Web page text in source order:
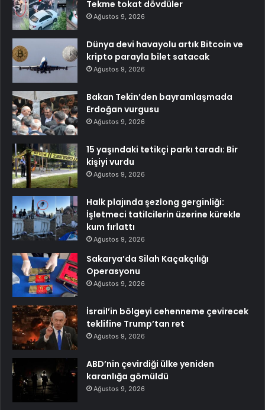
Tekme tokat dövdüler
Ağustos 9, 2026
Dünya devi havayolu artık Bitcoin ve
kripto parayla bilet satacak
Ağustos 9, 2026
Bakan Tekin’den bayramlaşmada
Erdoğan vurgusu
Ağustos 9, 2026
15 yaşındaki tetikçi parkı taradı: Bir
kişiyi vurdu
Ağustos 9, 2026
Halk plajında şezlong gerginliği:
İşletmeci tatilcilerin üzerine kürekle
kum fırlattı
Ağustos 9, 2026
Sakarya’da Silah Kaçakçılığı
Operasyonu
Ağustos 9, 2026
İsrail’in bölgeyi cehenneme çevirecek
teklifine Trump’tan ret
Ağustos 9, 2026
ABD’nin çevirdiği ülke yeniden
karanlığa gömüldü
Ağustos 9, 2026